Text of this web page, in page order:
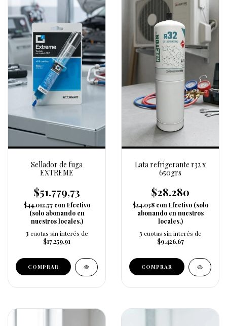
Sellador de fuga
EXTREME
$51.779,73
$44.012,77 con Efectivo
(solo abonando en
nuestros locales.)
3 cuotas sin interés de
$17.259,91
Lata refrigerante r32 x
650grs
$28.280
$24.038 con Efectivo (solo
abonando en nuestros
locales.)
3 cuotas sin interés de
$9.426,67